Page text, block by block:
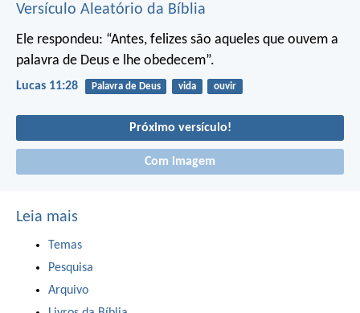
Versículo Aleatório da Bíblia
Ele respondeu: “Antes, felizes são aqueles que ouvem a
palavra de Deus e lhe obedecem”.
Lucas 11:28 Palavra de Deus vida ouvir
Próximo versículo!
Com imagem
Leia mais
Temas
Pesquisa
Arquivo